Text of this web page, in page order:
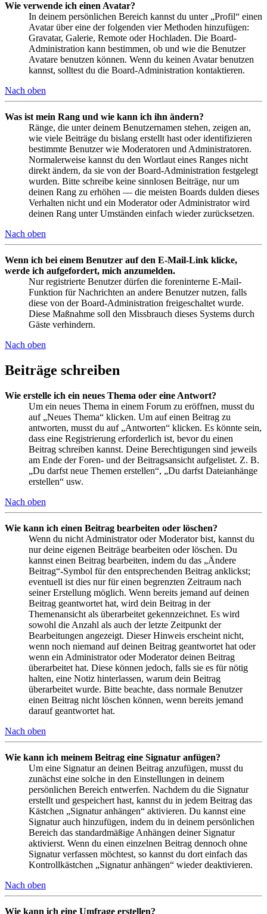
Wie verwende ich einen Avatar?
In deinem persönlichen Bereich kannst du unter „Profil“ einen
Avatar über eine der folgenden vier Methoden hinzufügen:
Gravatar, Galerie, Remote oder Hochladen. Die Board-
Administration kann bestimmen, ob und wie die Benutzer
Avatare benutzen können. Wenn du keinen Avatar benutzen
kannst, solltest du die Board-Administration kontaktieren.
Nach oben
Was ist mein Rang und wie kann ich ihn ändern?
Ränge, die unter deinem Benutzernamen stehen, zeigen an,
wie viele Beiträge du bislang erstellt hast oder identifizieren
bestimmte Benutzer wie Moderatoren und Administratoren.
Normalerweise kannst du den Wortlaut eines Ranges nicht
direkt ändern, da sie von der Board-Administration festgelegt
wurden. Bitte schreibe keine sinnlosen Beiträge, nur um
deinen Rang zu erhöhen — die meisten Boards dulden dieses
Verhalten nicht und ein Moderator oder Administrator wird
deinen Rang unter Umständen einfach wieder zurücksetzen.
Nach oben
Wenn ich bei einem Benutzer auf den E-Mail-Link klicke,
werde ich aufgefordert, mich anzumelden.
Nur registrierte Benutzer dürfen die foreninterne E-Mail-
Funktion für Nachrichten an andere Benutzer nutzen, falls
diese von der Board-Administration freigeschaltet wurde.
Diese Maßnahme soll den Missbrauch dieses Systems durch
Gäste verhindern.
Nach oben
Beiträge schreiben
Wie erstelle ich ein neues Thema oder eine Antwort?
Um ein neues Thema in einem Forum zu eröffnen, musst du
auf „Neues Thema“ klicken. Um auf einen Beitrag zu
antworten, musst du auf „Antworten“ klicken. Es könnte sein,
dass eine Registrierung erforderlich ist, bevor du einen
Beitrag schreiben kannst. Deine Berechtigungen sind jeweils
am Ende der Foren- und der Beitragsansicht aufgelistet. Z. B.
„Du darfst neue Themen erstellen“, „Du darfst Dateianhänge
erstellen“ usw.
Nach oben
Wie kann ich einen Beitrag bearbeiten oder löschen?
Wenn du nicht Administrator oder Moderator bist, kannst du
nur deine eigenen Beiträge bearbeiten oder löschen. Du
kannst einen Beitrag bearbeiten, indem du das „Ändere
Beitrag“-Symbol für den entsprechenden Beitrag anklickst;
eventuell ist dies nur für einen begrenzten Zeitraum nach
seiner Erstellung möglich. Wenn bereits jemand auf deinen
Beitrag geantwortet hat, wird dein Beitrag in der
Themenansicht als überarbeitet gekennzeichnet. Es wird
sowohl die Anzahl als auch der letzte Zeitpunkt der
Bearbeitungen angezeigt. Dieser Hinweis erscheint nicht,
wenn noch niemand auf deinen Beitrag geantwortet hat oder
wenn ein Administrator oder Moderator deinen Beitrag
überarbeitet hat. Diese können jedoch, falls sie es für nötig
halten, eine Notiz hinterlassen, warum dein Beitrag
überarbeitet wurde. Bitte beachte, dass normale Benutzer
einen Beitrag nicht löschen können, wenn bereits jemand
darauf geantwortet hat.
Nach oben
Wie kann ich meinem Beitrag eine Signatur anfügen?
Um eine Signatur an deinen Beitrag anzufügen, musst du
zunächst eine solche in den Einstellungen in deinem
persönlichen Bereich entwerfen. Nachdem du die Signatur
erstellt und gespeichert hast, kannst du in jedem Beitrag das
Kästchen „Signatur anhängen“ aktivieren. Du kannst eine
Signatur auch hinzufügen, indem du in deinem persönlichen
Bereich das standardmäßige Anhängen deiner Signatur
aktivierst. Wenn du einen einzelnen Beitrag dennoch ohne
Signatur verfassen möchtest, so kannst du dort einfach das
Kontrollkästchen „Signatur anhängen“ wieder deaktivieren.
Nach oben
Wie kann ich eine Umfrage erstellen?